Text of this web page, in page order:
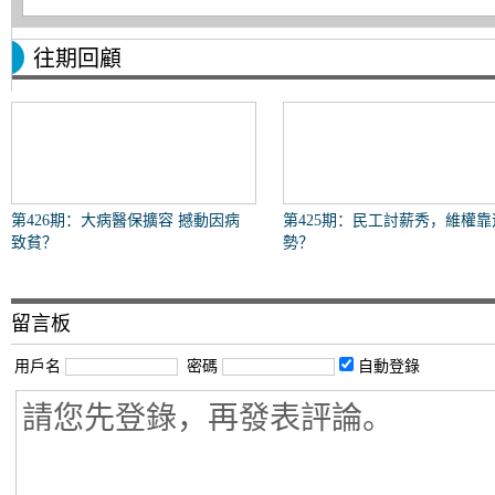
往期回顧
第426期：大病醫保擴容 撼動因病
致貧？
第425期：民工討薪秀，維權靠
勢？
留言板
用戶名 密碼 自動登錄